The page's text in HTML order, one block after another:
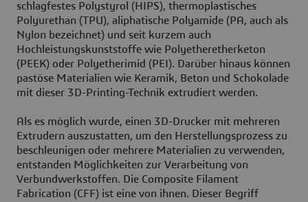
schlagfestes Polystyrol (HIPS), thermoplastisches
Polyurethan (TPU), aliphatische Polyamide (PA, auch als
Nylon bezeichnet) und seit kurzem auch
Hochleistungskunststoffe wie Polyetheretherketon
(PEEK) oder Polyetherimid (PEI). Darüber hinaus können
pastöse Materialien wie Keramik, Beton und Schokolade
mit dieser 3D-Printing-Technik extrudiert werden.
Als es möglich wurde, einen 3D-Drucker mit mehreren
Extrudern auszustatten, um den Herstellungsprozess zu
beschleunigen oder mehrere Materialien zu verwenden,
entstanden Möglichkeiten zur Verarbeitung von
Verbundwerkstoffen. Die Composite Filament
Fabrication (CFF) ist eine von ihnen. Dieser Begriff